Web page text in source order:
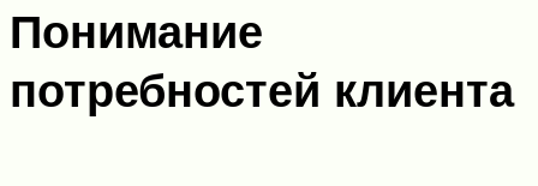
Понимание
потребностей клиента